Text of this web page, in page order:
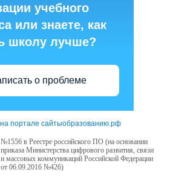
учебного
или знаете, как
школу лучше?
о проблеме
портале сайтыобразованию.рф
№1556 в Реестре российского ПО (на основании
приказа Министерства цифрового развития, связи
и массовых коммуникаций Российской Федерации
от 06.09.2016 №426)